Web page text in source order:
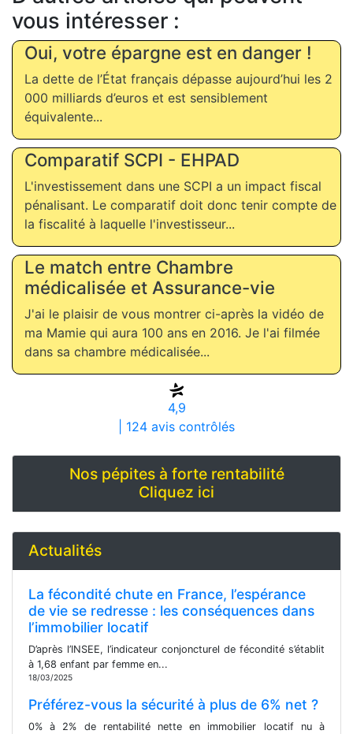
vous intéresser :
Oui, votre épargne est en danger !
La dette de l’État français dépasse aujourd’hui les 2
000 milliards d’euros et est sensiblement
équivalente...
Comparatif SCPI - EHPAD
L'investissement dans une SCPI a un impact fiscal
pénalisant. Le comparatif doit donc tenir compte de
la fiscalité à laquelle l'investisseur...
Le match entre Chambre
médicalisée et Assurance-vie
J'ai le plaisir de vous montrer ci-après la vidéo de
ma Mamie qui aura 100 ans en 2016. Je l'ai filmée
dans sa chambre médicalisée...
4,9
| 124 avis contrôlés
Nos pépites à forte rentabilité
Cliquez ici
Actualités
La fécondité chute en France, l’espérance
de vie se redresse : les conséquences dans
l’immobilier locatif
D’après l’INSEE, l’indicateur conjoncturel de fécondité s’établit
à 1,68 enfant par femme en...
18/03/2025
Préférez-vous la sécurité à plus de 6% net ?
0% à 2% de rentabilité nette en immobilier locatif nu à